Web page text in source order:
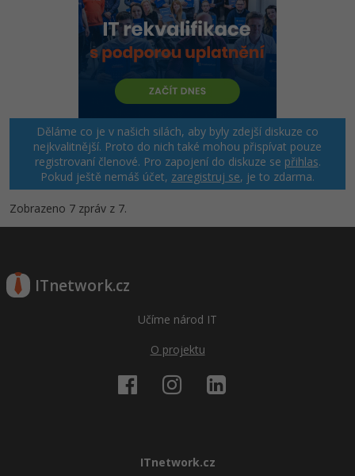
Děláme co je v našich silách, aby byly zdejší diskuze co
nejkvalitnější. Proto do nich také mohou přispívat pouze
registrovaní členové. Pro zapojení do diskuze se přihlas.
Pokud ještě nemáš účet, zaregistruj se, je to zdarma.
Zobrazeno 7 zpráv z 7.
ITnetwork.cz
Učíme národ IT
O projektu
ITnetwork.cz